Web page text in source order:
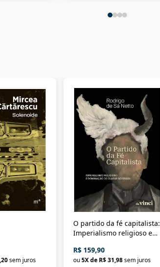
sem juros
O partido da fé capitalista:
Imperialismo religioso e
Brasil
R$ 159,90
ou5X de R$ 31,98sem juros